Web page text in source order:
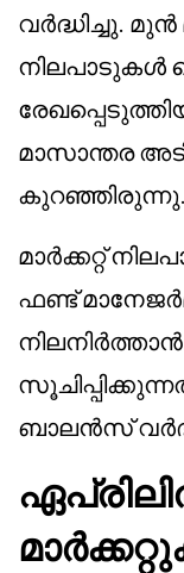
വർദ്ധിച്ചു.
നിലപാടുകൾ
മാസാന്തര
കുറഞ്ഞിരുന്നു.
മാർക്കറ്റ്
ഫണ്ട്
ബാലൻസ്